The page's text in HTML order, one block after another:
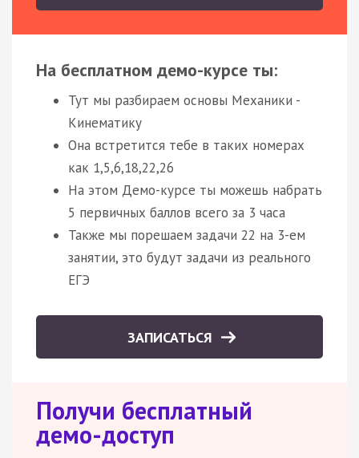
На бесплатном демо-курсе ты:
Тут мы разбираем основы Механики -
Кинематику
Она встретится тебе в таких номерах
как 1,5,6,18,22,26
На этом Демо-курсе ты можешь набрать
5 первичных баллов всего за 3 часа
Также мы порешаем задачи 22 на 3-ем
занятии, это будут задачи из реального
ЕГЭ
ЗАПИСАТЬСЯ
Получи бесплатный
демо-доступ